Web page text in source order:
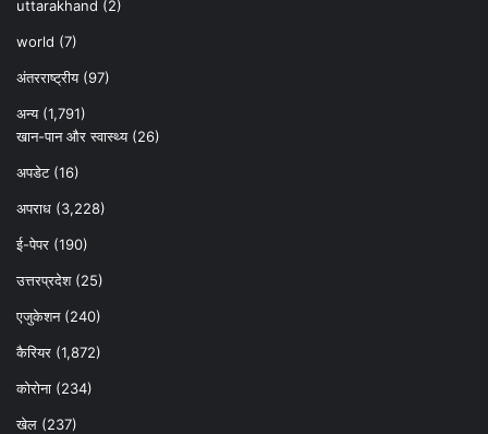
uttarakhand (2)
world (7)
अंतरराष्ट्रीय(97)
अन्‍य(1,791)
खान-पान और स्वास्थ्य(26)
अपडेट(16)
अपराध (3,228)
ई-पेपर (190)
उत्तरप्रदेश(25)
एजुकेशन(240)
कैरियर (1,872)
कोरोना (234)
खेल (237)